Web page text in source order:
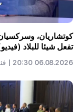
كوتشاريان،
تفعل شيئا للبلاد
06.08.2026 20:30 |